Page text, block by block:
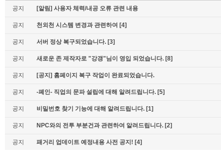
공지 [알림] 사용자 체력/내공 오류 관련 내용
공지 천외천 시스템 변경과 관련하여 [4]
공지 서버 정상 복구되었습니다. [3]
공지 새로운 존 제작자로 "강갱"님이 영입 되었습니다. [8]
공지 [공지] 홈페이지 복구 작업이 완료되었습니다.
공지 -폐인- 직업의 문파 설립에 대해 알려드립니다. [5]
공지 비밀번호 찾기 기능에 대해 알려드립니다. [1]
공지 NPC와의 전투 부분건과 관련하여 알려드립니다. [2]
공지 패거리 업데이트 예정내용 사전 공지! [4]